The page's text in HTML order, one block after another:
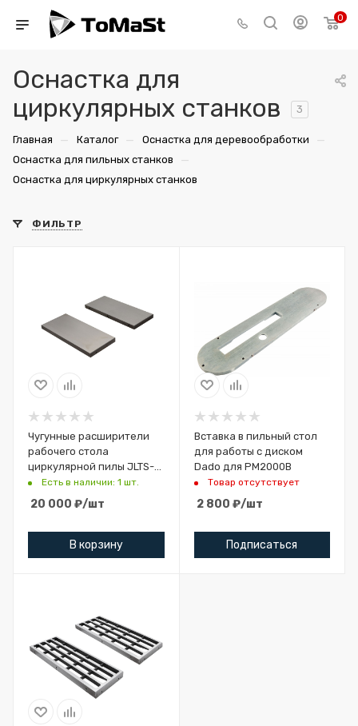
0
Оснастка для
циркулярных станков
3
Главная — Каталог — Оснастка для деревообработки —
Оснастка для пильных станков —
Оснастка для циркулярных станков
ФИЛЬТР
Чугунные расширители
рабочего стола
циркулярной пилы JLTS-
10L-M/T / JLTS-10-M/T
Есть в наличии: 1 шт.
20 000 ₽/шт
В корзину
Вставка в пильный стол
для работы с диском
Dado для PM2000B
Товар отсутствует
2 800 ₽/шт
Подписаться